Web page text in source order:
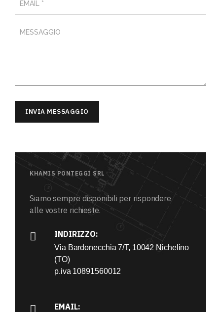
INVIA MESSAGGIO
KHAMIS PONTEGGI SRL
Siamo sempre disponibili per rispondere
alle vostre richieste.
INDIRIZZO:
Via Bardonecchia 7/T, 10042 Nichelino
(TO)
p.iva 10891560012
EMAIL: